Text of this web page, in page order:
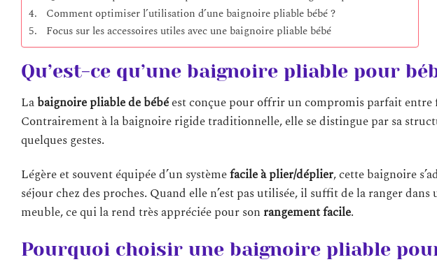
Comment optimiser l’utilisation d’une baignoire pliable bébé ?
Focus sur les accessoires utiles avec une baignoire pliable bébé
Qu’est-ce qu’une baignoire pliable pour
Labaignoire pliable de bébéest conçue pour offrir un compromis parfait
Contrairement à la baignoire rigide traditionnelle, elle se distingue par sa
quelques gestes.
Légère et souvent équipée d’un systèmefacile à plier/déplier, cette baignoire
séjour chez des proches. Quand elle n’est pas utilisée, il suffit de la ranger
meuble, ce qui la rend très appréciée pour son rangement facile.
Pourquoi choisir une baignoire pliable